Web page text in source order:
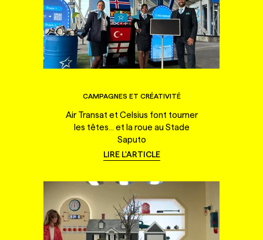
CAMPAGNES ET CRÉATIVITÉ
Air Transat et Celsius font tourner
les têtes... et la roue au Stade
Saputo
LIRE L'ARTICLE